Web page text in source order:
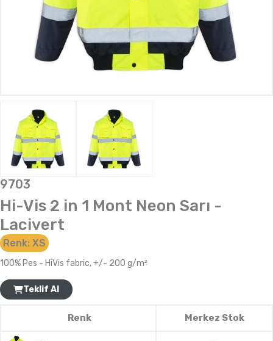
9703
Hi-Vis 2 in 1 Mont Neon Sarı -
Lacivert
Renk: XS
100% Pes - HiVis fabric, +/- 200 g/m²
Teklif Al
Renk Merkez Stok